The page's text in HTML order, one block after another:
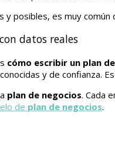
y posibles, es muy
datos reales
cómo escribir un plan
y de confianza.
plan de negocios. Cada
de plan de negocios.